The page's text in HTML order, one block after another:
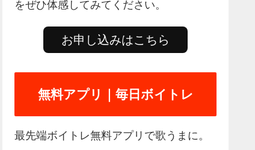
をぜひ体感してみてください。
お申し込みはこちら
無料アプリ｜毎日ボイトレ
最先端ボイトレ無料アプリで歌うまに。